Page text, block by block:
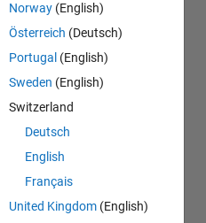
Norway (English)
Österreich (Deutsch)
Portugal (English)
Sweden (English)
Switzerland
Deutsch
English
Français
United Kingdom (English)